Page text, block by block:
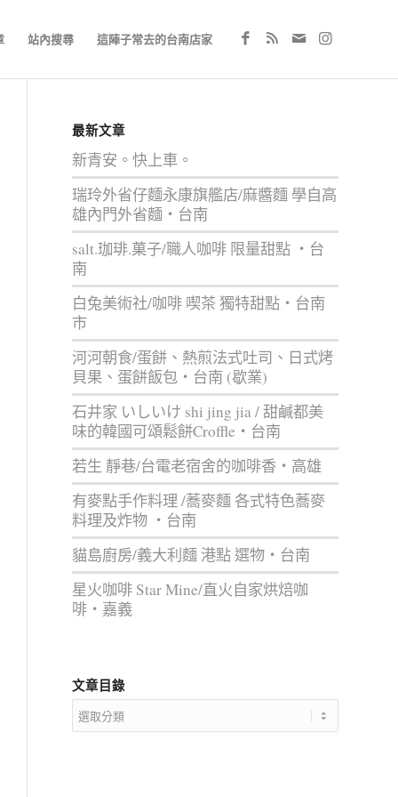
站內搜尋 這陣子常去的台南店家
最新文章
新青安。快上車。
瑞玲外省仔麵永康旗艦店/麻醬麵 學自高
雄內門外省麵‧台南
salt.珈琲.菓子/職人咖啡 限量甜點 ‧台
南
白兔美術社/咖啡 喫茶 獨特甜點‧台南
市
河河朝食/蛋餅、熱煎法式吐司、日式烤
貝果、蛋餅飯包‧台南 (歇業)
石井家 いしいけ shi jing jia / 甜鹹都美
味的韓國可頌鬆餅Croffle‧台南
若生 靜巷/台電老宿舍的咖啡香‧高雄
有麥點手作料理 /蕎麥麵 各式特色蕎麥
料理及炸物 ‧台南
貓島廚房/義大利麵 港點 選物‧台南
星火咖啡 Star Mine/直火自家烘焙咖
啡‧嘉義
文章目錄
文
章